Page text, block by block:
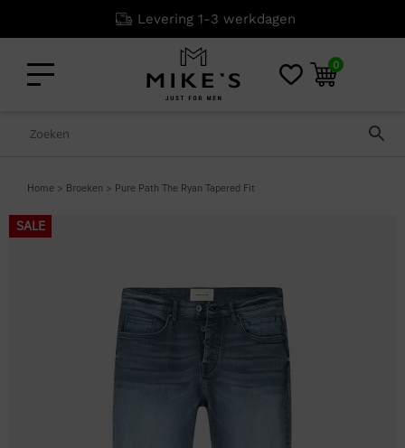
Levering 1-3 werkdagen
0
Home > Broeken > Pure Path The Ryan Tapered Fit
SALE